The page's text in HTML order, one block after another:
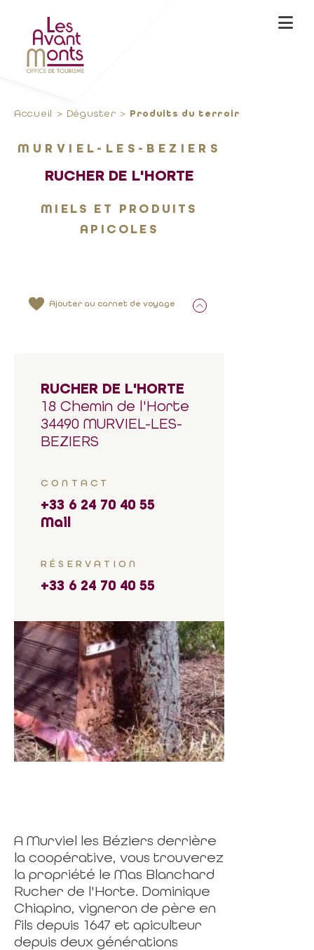
Accueil Déguster Produits du terroir
MURVIEL-LES-BEZIERS
RUCHER DE L'HORTE
MIELS ET PRODUITS
APICOLES
Ajouter au carnet de voyage
RUCHER DE L'HORTE
18 Chemin de l'Horte
34490 MURVIEL-LES-
BEZIERS
CONTACT
+33 6 24 70 40 55
Mail
RÉSERVATION
+33 6 24 70 40 55
A Murviel les Béziers derrière
la coopérative, vous trouverez
la propriété le Mas Blanchard
Rucher de l'Horte. Dominique
Chiapino, vigneron de père en
fils depuis 1647 et apiculteur
depuis deux générations